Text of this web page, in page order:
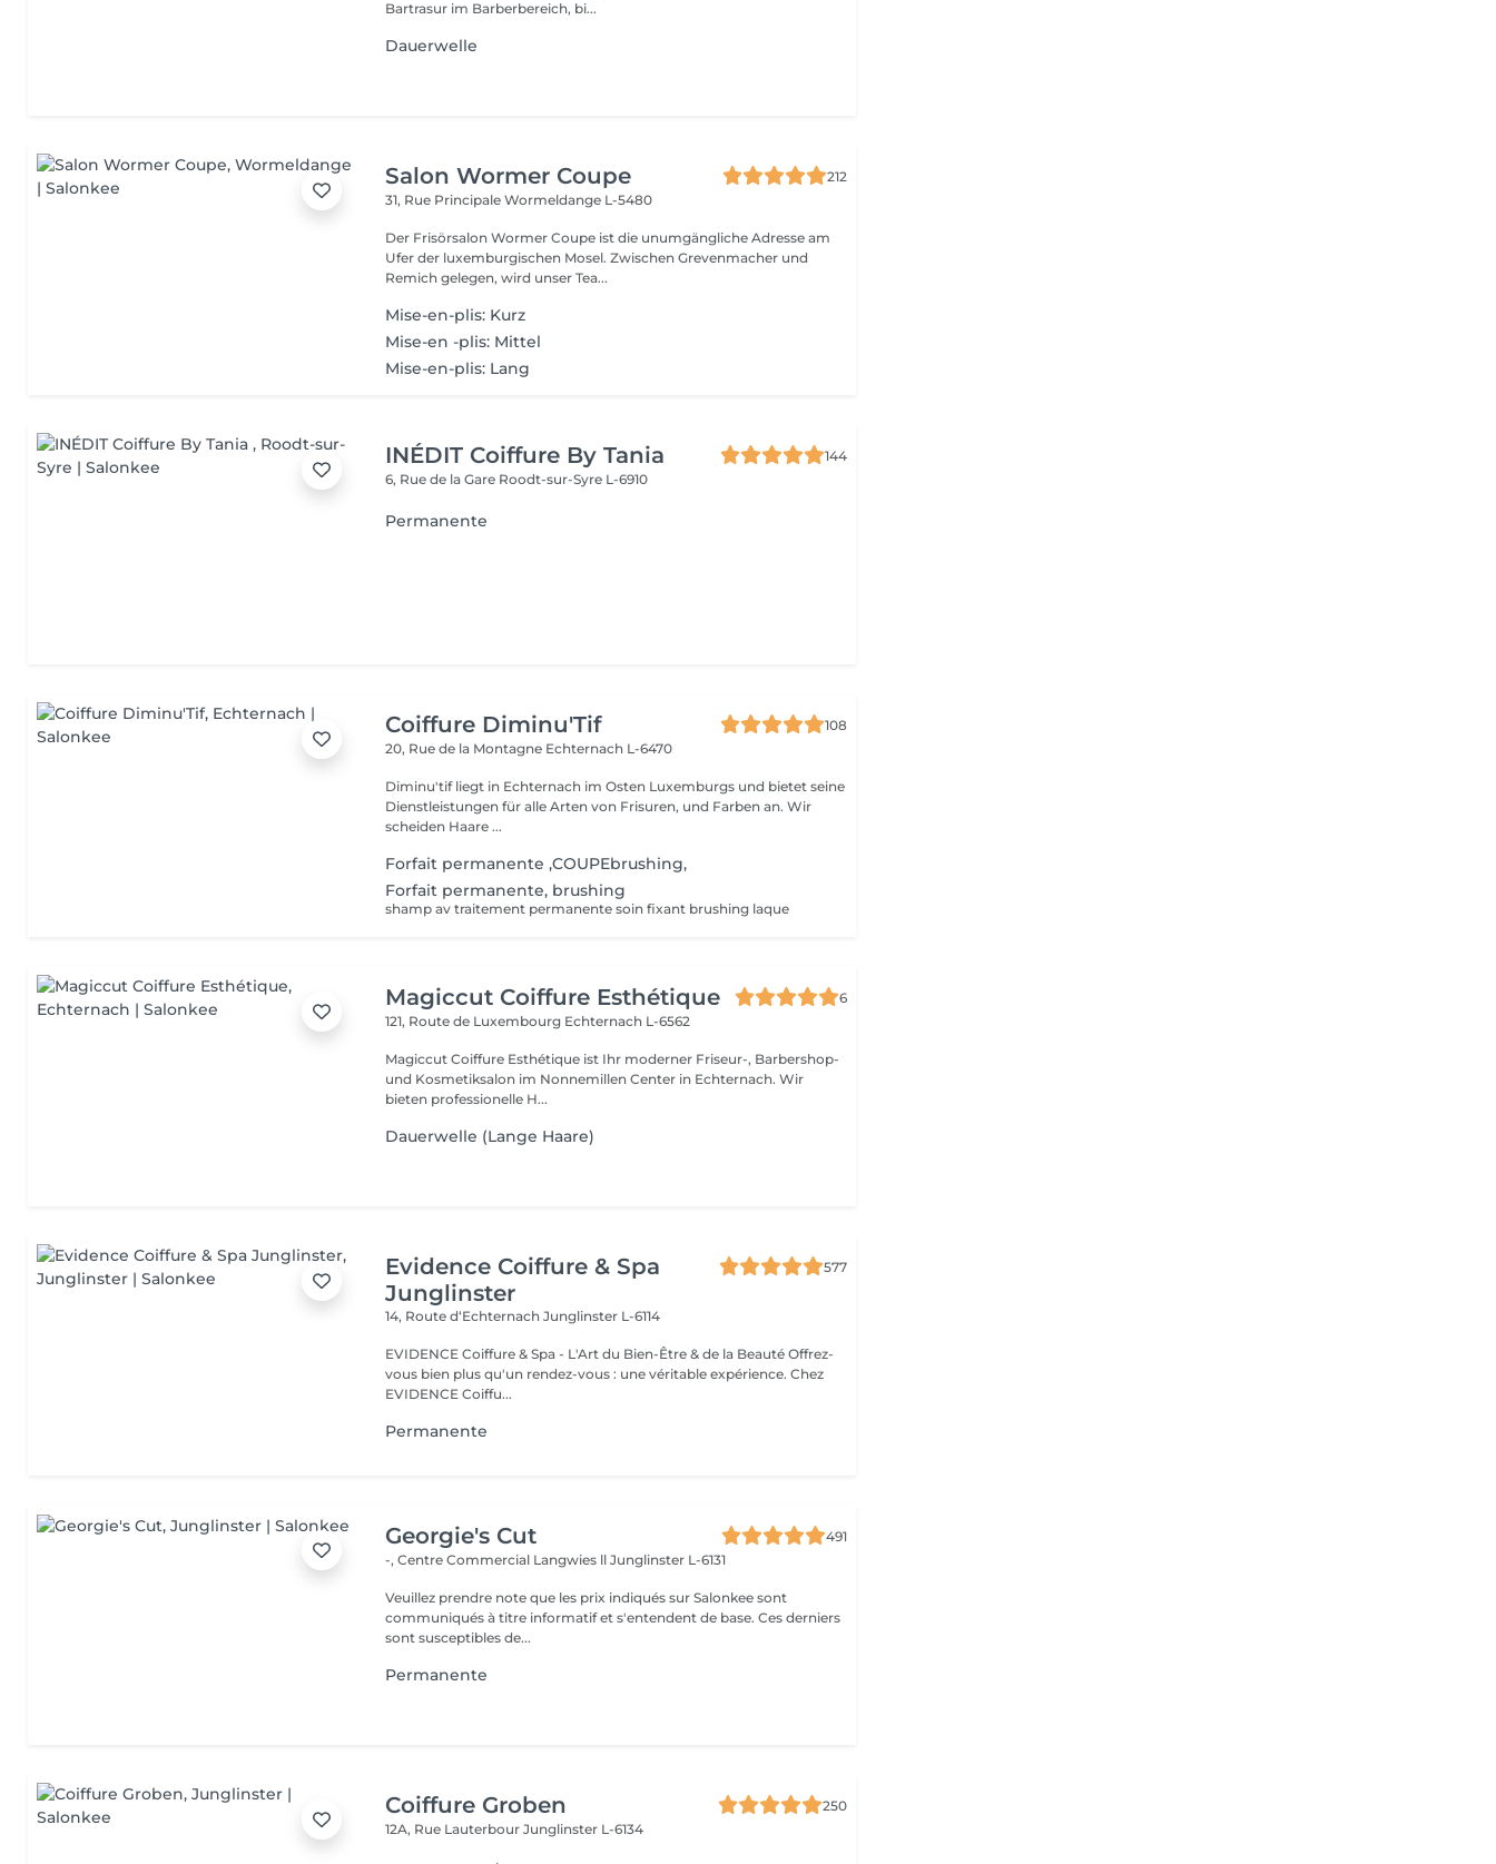
Bartrasur im Barberbereich, bi...
Dauerwelle
Salon Wormer Coupe
212
31, Rue PrincipaleWormeldange L-5480
Der Frisörsalon Wormer Coupe ist die unumgängliche Adresse am
Ufer der luxemburgischen Mosel. Zwischen Grevenmacher und
Remich gelegen, wird unser Tea...
Mise-en-plis: Kurz
Mise-en -plis: Mittel
Mise-en-plis: Lang
INÉDIT Coiffure By Tania
144
6, Rue de la Gare Roodt-sur-Syre L-6910
Permanente
Coiffure Diminu'Tif
108
20, Rue de la Montagne Echternach L-6470
Diminu'tif liegt in Echternach im Osten Luxemburgs und bietet seine
Dienstleistungen für alle Arten von Frisuren, und Farben an. Wir
scheiden Haare ...
Forfait permanente ,COUPEbrushing,
Forfait permanente, brushing
shamp av traitement permanente soin fixant brushing laque
Magiccut Coiffure Esthétique
6
121, Route de Luxembourg Echternach L-6562
Magiccut Coiffure Esthétique ist Ihr moderner Friseur-, Barbershop-
und Kosmetiksalon im Nonnemillen Center in Echternach. Wir
bieten professionelle H...
Dauerwelle (Lange Haare)
Evidence Coiffure & Spa
Junglinster
577
14, Route d‘EchternachJunglinster L-6114
EVIDENCE Coiffure & Spa - L'Art du Bien-Être & de la Beauté Offrez-
vous bien plus qu'un rendez-vous : une véritable expérience. Chez
EVIDENCE Coiffu...
Permanente
Georgie's Cut
491
-, Centre Commercial Langwies llJunglinster L-6131
Veuillez prendre note que les prix indiqués sur Salonkee sont
communiqués à titre informatif et s'entendent de base. Ces derniers
sont susceptibles de...
Permanente
Coiffure Groben
250
12A, Rue LauterbourJunglinster L-6134